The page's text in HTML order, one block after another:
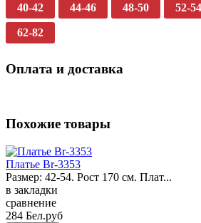
40-42 44-46 48-50 52-54
62-82
Оплата и доставка
Похожие товары
Платье Br-3353
Размер: 42-54. Рост 170 см. Плат...
в закладки
сравнение
284 Бел.руб